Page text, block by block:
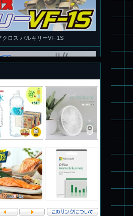
クロス バルキリーVF-1S
バトロイド・バルキリー VF-1S ロ